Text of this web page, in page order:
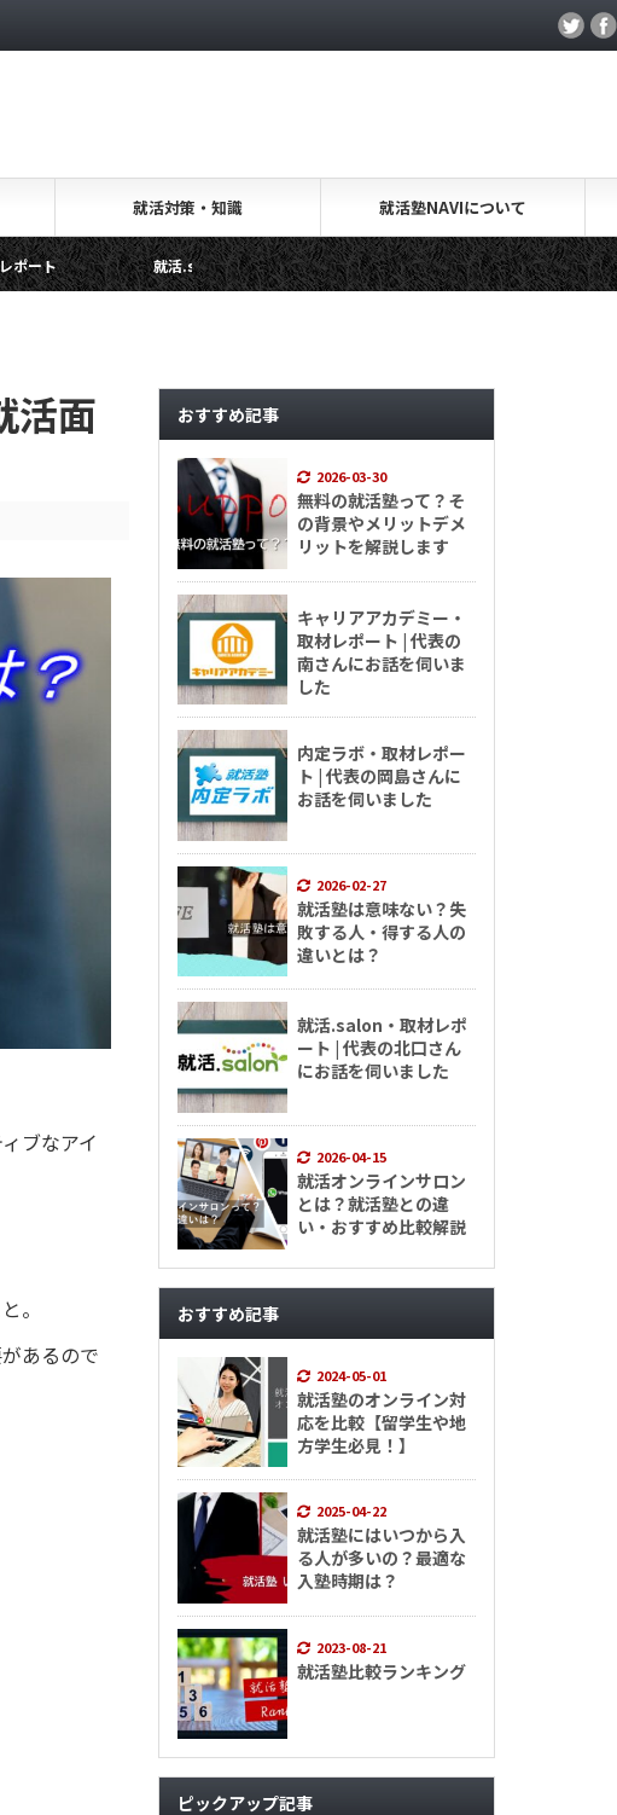
就活対策・知識 就活塾NAVIについて
就活.salon・取材レポート
キャリアアカデミー・取材レポート
活面
ブなアイ
。
あるので
おすすめ記事
2026-03-30
無料の就活塾って？そ
の背景やメリットデメ
リットを解説します
キャリアアカデミー・
取材レポート | 代表の
南さんにお話を伺いま
した
内定ラボ・取材レポー
ト | 代表の岡島さんに
お話を伺いました
2026-02-27
就活塾は意味ない？失
敗する人・得する人の
違いとは？
就活.salon・取材レポ
ート | 代表の北口さん
にお話を伺いました
2026-04-15
就活オンラインサロン
とは？就活塾との違
い・おすすめ比較解説
おすすめ記事
2024-05-01
就活塾のオンライン対
応を比較【留学生や地
方学生必見！】
2025-04-22
就活塾にはいつから入
る人が多いの？最適な
入塾時期は？
2023-08-21
就活塾比較ランキング
ピックアップ記事